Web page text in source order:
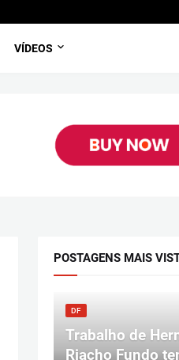
VÍDEOS
POSTAGENS MAIS
DF
Trabalho de
Riacho Fundo